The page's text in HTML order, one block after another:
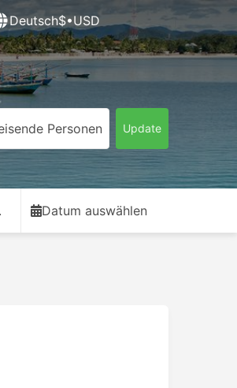
Deutsch$•USD
Personen Update
Datum auswählen